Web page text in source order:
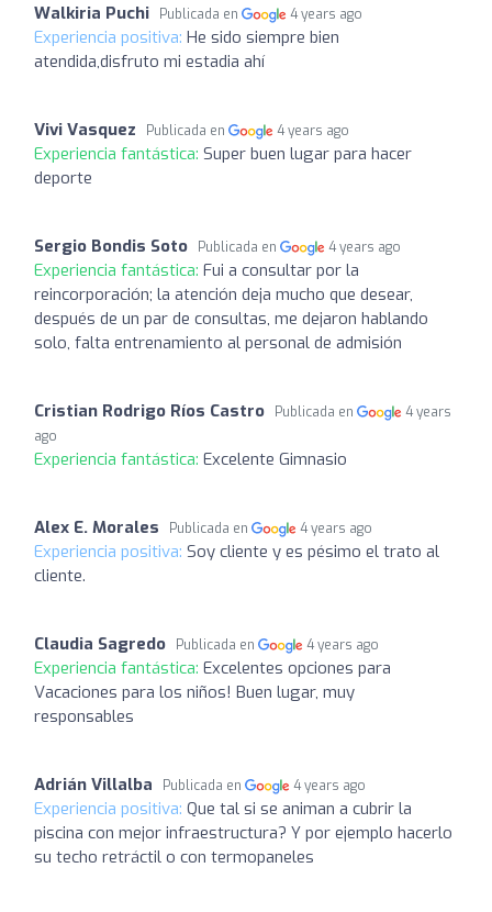
Walkiria Puchi Publicada en 4 years ago
Experiencia positiva: He sido siempre bien
atendida,disfruto mi estadia ahí
Vivi Vasquez Publicada en 4 years ago
Experiencia fantástica: Super buen lugar para hacer
deporte
Sergio Bondis Soto Publicada en 4 years ago
Experiencia fantástica: Fui a consultar por la
reincorporación; la atención deja mucho que desear,
después de un par de consultas, me dejaron hablando
solo, falta entrenamiento al personal de admisión
Cristian Rodrigo Ríos Castro Publicada en
4 years
ago
Experiencia fantástica: Excelente Gimnasio
Alex E. Morales Publicada en 4 years ago
Experiencia positiva: Soy cliente y es pésimo el trato al
cliente.
Claudia Sagredo Publicada en 4 years ago
Experiencia fantástica: Excelentes opciones para
Vacaciones para los niños! Buen lugar, muy
responsables
Adrián Villalba Publicada en 4 years ago
Experiencia positiva: Que tal si se animan a cubrir la
piscina con mejor infraestructura? Y por ejemplo hacerlo
su techo retráctil o con termopaneles